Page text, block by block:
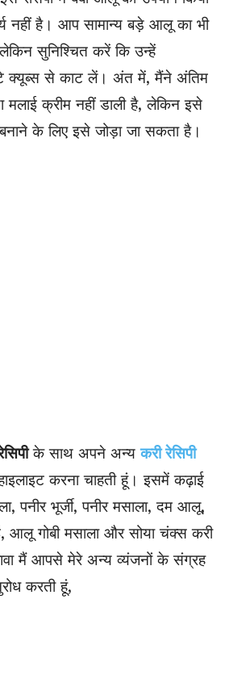
नहीं है। आप सामान्य बड़े आलू का भी
सुनिश्चित करें कि उन्हें
क्यूब्स से काट लें। अंत में, मैंने अंतिम
मलाई क्रीम नहीं डाली है, लेकिन इसे
के लिए इसे जोड़ा जा सकता है।
के साथ अपने अन्यकरी रेसिपी
करना चाहती हूं। इसमें कढ़ाई
पनीर भूर्जी, पनीर मसाला, दम आलू,
गोबी मसाला और सोया चंक्स करी
मैं आपसे मेरे अन्य व्यंजनों के संग्रह
करती हूं,